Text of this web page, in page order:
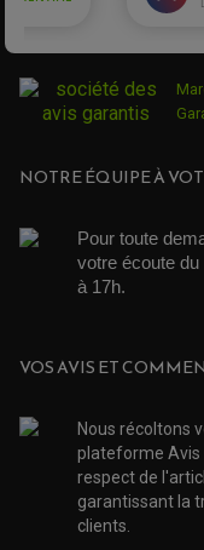
DÉMARREUR
KIT RÉPARATION
KIT RÉPARATION
MEMBRANE /
PIPE
PNEUMATIQUE
PATIN DE
PROTECTION
PROTECTION
TAMPONS
ROULEMENT
NOS
ACCESSOIRE
ACCESSOIRE
ACCESSOIRE
ACCESSOIRE
ACCESSOIRE
ACCESSOIRE
ACCESSOIRE
EQUIPEMENT
PLASTIQUE
OUTILLAGE
ACCESSOIRE
OUTILLAGE
LEVIER DE FREIN
CÂBLE
CÂBLE
KICK DE
GUIDON CROSS
SUSPENSION
FOURCHE ET
NOTRE ÉQUIPE À
Pour toute
votre écoute du
à 17h.
VOS AVIS ET
Nous récoltons
plateforme Avis
respect de
garantissant la
clients.